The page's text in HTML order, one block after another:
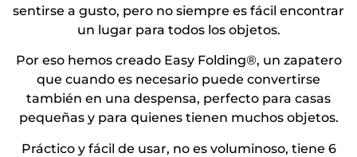
sentirse a gusto, pero no siempre es fácil encontrar
un lugar para todos los objetos.
Por eso hemos creado Easy Folding®, un zapatero
que cuando es necesario puede convertirse
también en una despensa, perfecto para casas
pequeñas y para quienes tienen muchos objetos.
Práctico y fácil de usar, no es voluminoso, tiene 6